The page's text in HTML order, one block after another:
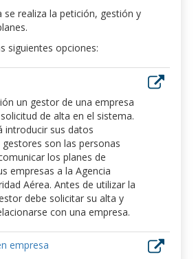
se realiza la petición, gestión y
siguientes opciones:
un gestor de una empresa
de alta en el sistema.
introducir sus datos
son las personas
los planes de
empresas a la Agencia
Aérea. Antes de utilizar la
debe solicitar su alta y
con una empresa.
empresa